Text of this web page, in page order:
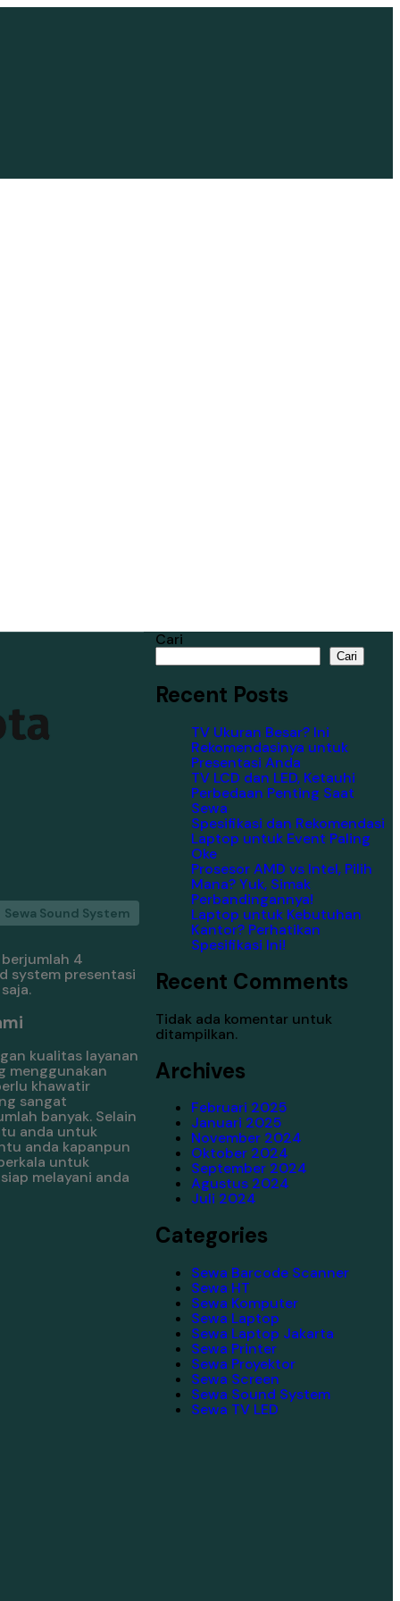
Sewa Sound System
4
system presentasi
kualitas layanan
menggunakan
khawatir
sangat
banyak. Selain
anda untuk
anda kapanpun
untuk
melayani anda
Cari
Cari
Recent Posts
TV Ukuran Besar? Ini
Rekomendasinya untuk
Presentasi Anda
TV LCD dan LED, Ketauhi
Perbedaan Penting Saat
Sewa
Spesifikasi dan Rekomendasi
Laptop untuk Event Paling
Oke
Prosesor AMD vs Intel, Pilih
Mana? Yuk, Simak
Perbandingannya!
Laptop untuk Kebutuhan
Kantor? Perhatikan
Spesifikasi Ini!
Recent Comments
Tidak ada komentar untuk
ditampilkan.
Archives
Februari 2025
Januari 2025
November 2024
Oktober 2024
September 2024
Agustus 2024
Juli 2024
Categories
Sewa Barcode Scanner
Sewa HT
Sewa Komputer
Sewa Laptop
Sewa Laptop Jakarta
Sewa Printer
Sewa Proyektor
Sewa Screen
Sewa Sound System
Sewa TV LED